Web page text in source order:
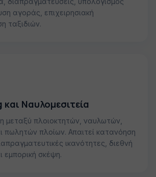
αγοράς, επιχειρησιακή
ταξιδιών.
Ναυλομεσιτεία
μεταξύ πλοιοκτητών, ναυλωτών,
πωλητών πλοίων. Απαιτεί κατανόηση
ικανότητες, διεθνή
εμπορική σκέψη.